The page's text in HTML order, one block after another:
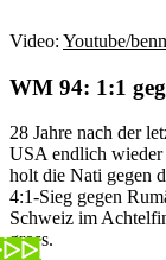
Video: Youtube/
WM 94: 1:1
28 Jahre nach der
USA endlich wieder
holt die Nati gegen
4:1-Sieg gegen
Schweiz im
gross.